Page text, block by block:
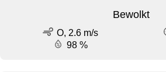
Bewolkt
O, 2.6 m/s
98 %